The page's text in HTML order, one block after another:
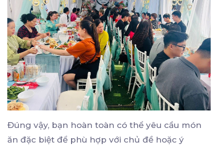
Đúng vậy, bạn hoàn toàn có thể yêu cầu món
ăn đặc biệt để phù hợp với chủ đề hoặc ý